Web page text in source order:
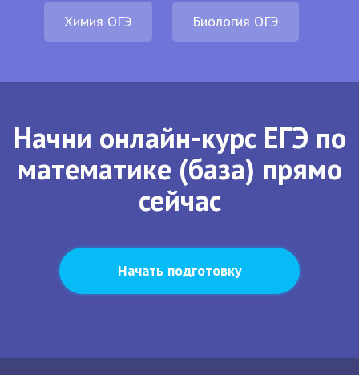
Химия ОГЭ Биология ОГЭ
Начни онлайн-курс ЕГЭ по
математике (база) прямо
сейчас
Начать подготовку